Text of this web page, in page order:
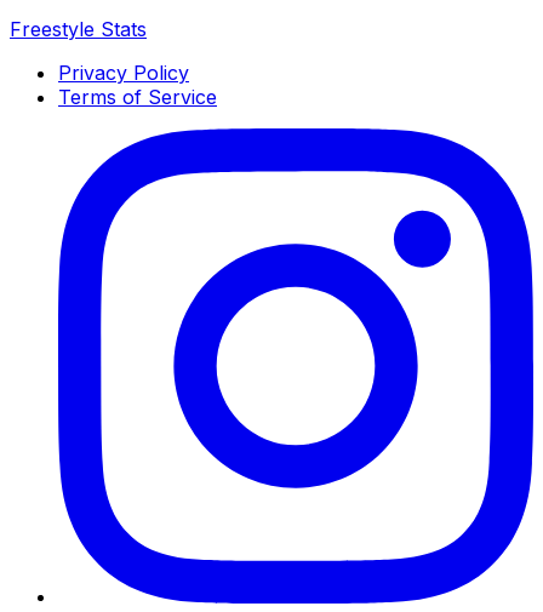
Freestyle Stats
Privacy Policy
Terms of Service